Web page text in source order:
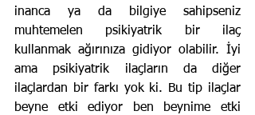
inanca ya da bilgiye sahipseniz
muhtemelen psikiyatrik bir ilaç
kullanmak ağırınıza gidiyor olabilir. İyi
ama psikiyatrik ilaçların da diğer
ilaçlardan bir farkı yok ki. Bu tip ilaçlar
beyne etki ediyor ben beynime etki